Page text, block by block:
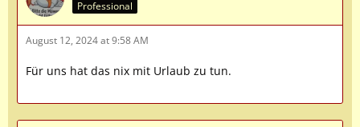
Professional
August 12, 2024 at 9:58 AM
Für uns hat das nix mit Urlaub zu tun.